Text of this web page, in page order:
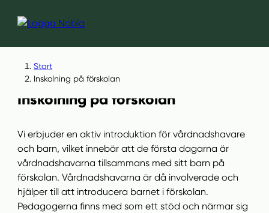
Hoppa
Hoppa
Start
Inskolning på förskolan
Inskolning på förskolan
Vi erbjuder en aktiv introduktion för vårdnadshavare
och barn, vilket innebär att de första dagarna är
vårdnadshavarna tillsammans med sitt barn på
förskolan. Vårdnadshavarna är då involverade och
hjälper till att introducera barnet i förskolan.
Pedagogerna finns med som ett stöd och närmar sig